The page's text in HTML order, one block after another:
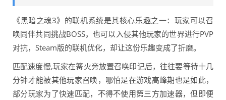
《黑暗之魂3》的联机系统是其核心乐趣之一：玩家可以召
唤同伴共同挑战BOSS，也可以入侵其他玩家的世界进行PVP
对抗，Steam版的联机优化，却让这份乐趣变成了折磨。
匹配速度慢,玩家在篝火旁放置召唤印记后，往往要等待十几
分钟才能被其他玩家召唤，哪怕是在游戏高峰期也是如此，
部分玩家为了快速匹配，不得不使用第三方加速器，但即便